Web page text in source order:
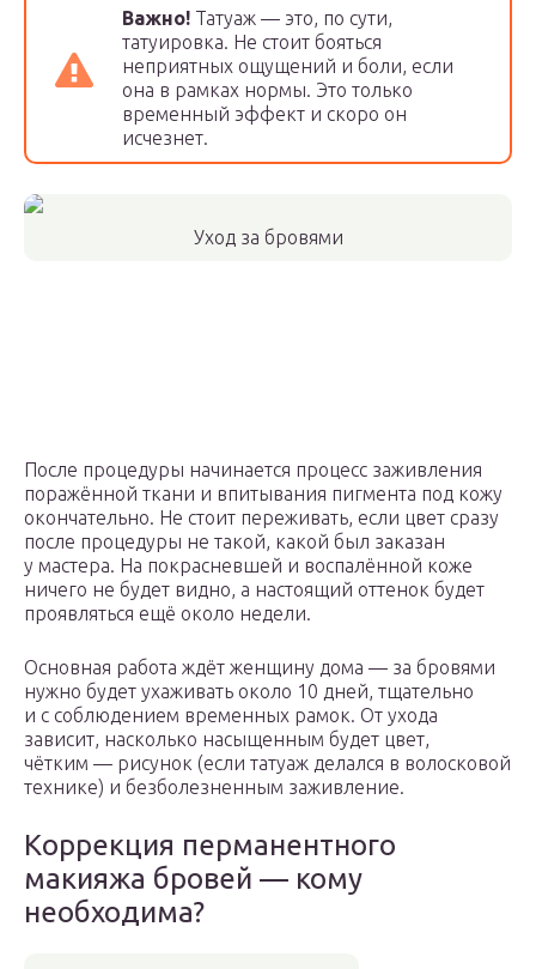
Важно! Татуаж — это, по сути,
татуировка. Не стоит бояться
неприятных ощущений и боли, если
она в рамках нормы. Это только
временный эффект и скоро он
исчезнет.
Уход за бровями
После процедуры начинается процесс заживления
поражённой ткани и впитывания пигмента под кожу
окончательно. Не стоит переживать, если цвет сразу
после процедуры не такой, какой был заказан
у мастера. На покрасневшей и воспалённой коже
ничего не будет видно, а настоящий оттенок будет
проявляться ещё около недели.
Основная работа ждёт женщину дома — за бровями
нужно будет ухаживать около 10 дней, тщательно
и с соблюдением временных рамок. От ухода
зависит, насколько насыщенным будет цвет,
чётким — рисунок (если татуаж делался в волосковой
технике) и безболезненным заживление.
Коррекция перманентного
макияжа бровей — кому
необходима?